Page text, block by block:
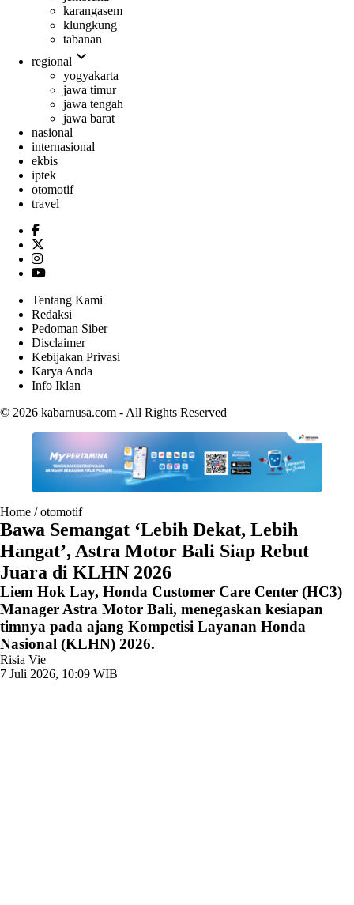
karangasem
klungkung
tabanan
regional expand_more
yogyakarta
jawa timur
jawa tengah
jawa barat
nasional
internasional
ekbis
iptek
otomotif
travel
Tentang Kami
Redaksi
Pedoman Siber
Disclaimer
Kebijakan Privasi
Karya Anda
Info Iklan
© 2026 kabarnusa.com - All Rights Reserved
Home /otomotif
Bawa Semangat ‘Lebih Dekat, Lebih
Hangat’, Astra Motor Bali Siap Rebut
Juara di KLHN 2026
Liem Hok Lay, Honda Customer Care Center (HC3)
Manager Astra Motor Bali, menegaskan kesiapan
timnya pada ajang Kompetisi Layanan Honda
Nasional (KLHN) 2026.
Risia Vie
7 Juli 2026, 10:09 WIB